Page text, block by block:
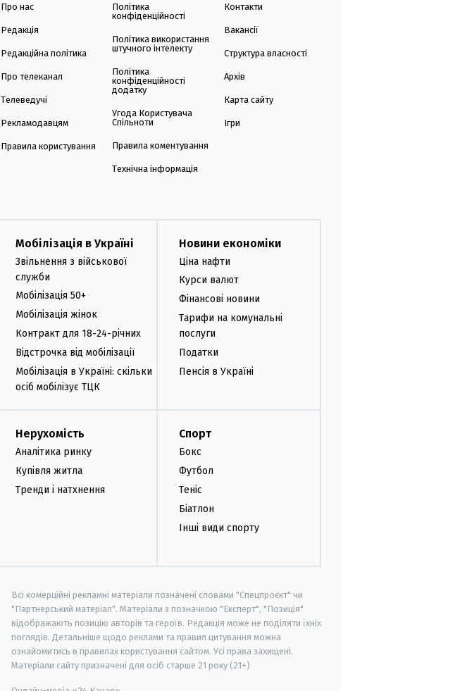
Про нас
Редакція
Редакційна політика
Про телеканал
Телеведучі
Рекламодавцям
Правила користування
Політика
конфіденційності
Політика використання
штучного інтелекту
Політика
конфіденційності
додатку
Угода Користувача
Спільноти
Правила коментування
Технічна інформація
Контакти
Вакансії
Структура власності
Архів
Карта сайту
Ігри
Мобілізація в Україні
Звільнення з військової
служби
Мобілізація 50+
Мобілізація жінок
Контракт для 18-24-річних
Відстрочка від мобілізації
Мобілізація в Україні: скільки
осіб мобілізує ТЦК
Новини економіки
Ціна нафти
Курси валют
Фінансові новини
Тарифи на комунальні
послуги
Податки
Пенсія в Україні
Нерухомість
Аналітика ринку
Купівля житла
Тренди і натхнення
Спорт
Бокс
Футбол
Теніс
Біатлон
Інші види спорту
Всі комерційні рекламні матеріали позначені словами "Спецпроєкт" чи
"Партнерський матеріал". Матеріали з позначкою "Експерт", "Позиція"
відображають позицію авторів та героїв. Редакція може не поділяти їхніх
поглядів. Детальніше щодо реклами та правил цитування можна
ознайомитись в правилах користування сайтом. Усі права захищені.
Матеріали сайту призначені для осіб старше 21 року (21+)